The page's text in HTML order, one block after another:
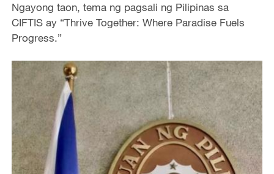
Ngayong taon, tema ng pagsali ng Pilipinas sa
CIFTIS ay “Thrive Together: Where Paradise Fuels
Progress.”